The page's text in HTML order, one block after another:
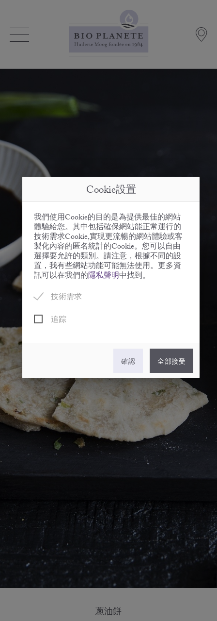
Cookie設置
我們使用Cookie的目的是為提供最佳的網站
體驗給您。其中包括確保網站能正常運行的
技術需求Cookie,實現更流暢的網站體驗或客
製化內容的匿名統計的Cookie。您可以自由
選擇要允許的類別。請注意，根據不同的設
置，我有些網站功能可能無法使用。更多資
訊可以在我們的隱私聲明中找到。
技術需求
追踪
確認 全部接受
蔥油餅